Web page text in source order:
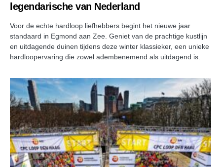
legendarische van Nederland
Voor de echte hardloop liefhebbers begint het nieuwe jaar
standaard in Egmond aan Zee. Geniet van de prachtige kustlijn
en uitdagende duinen tijdens deze winter klassieker, een unieke
hardloopervaring die zowel adembenemend als uitdagend is.